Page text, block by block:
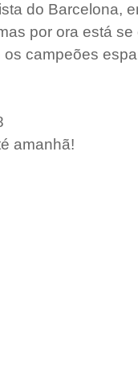
do Barcelona,
por ora está
campeões
amanhã!